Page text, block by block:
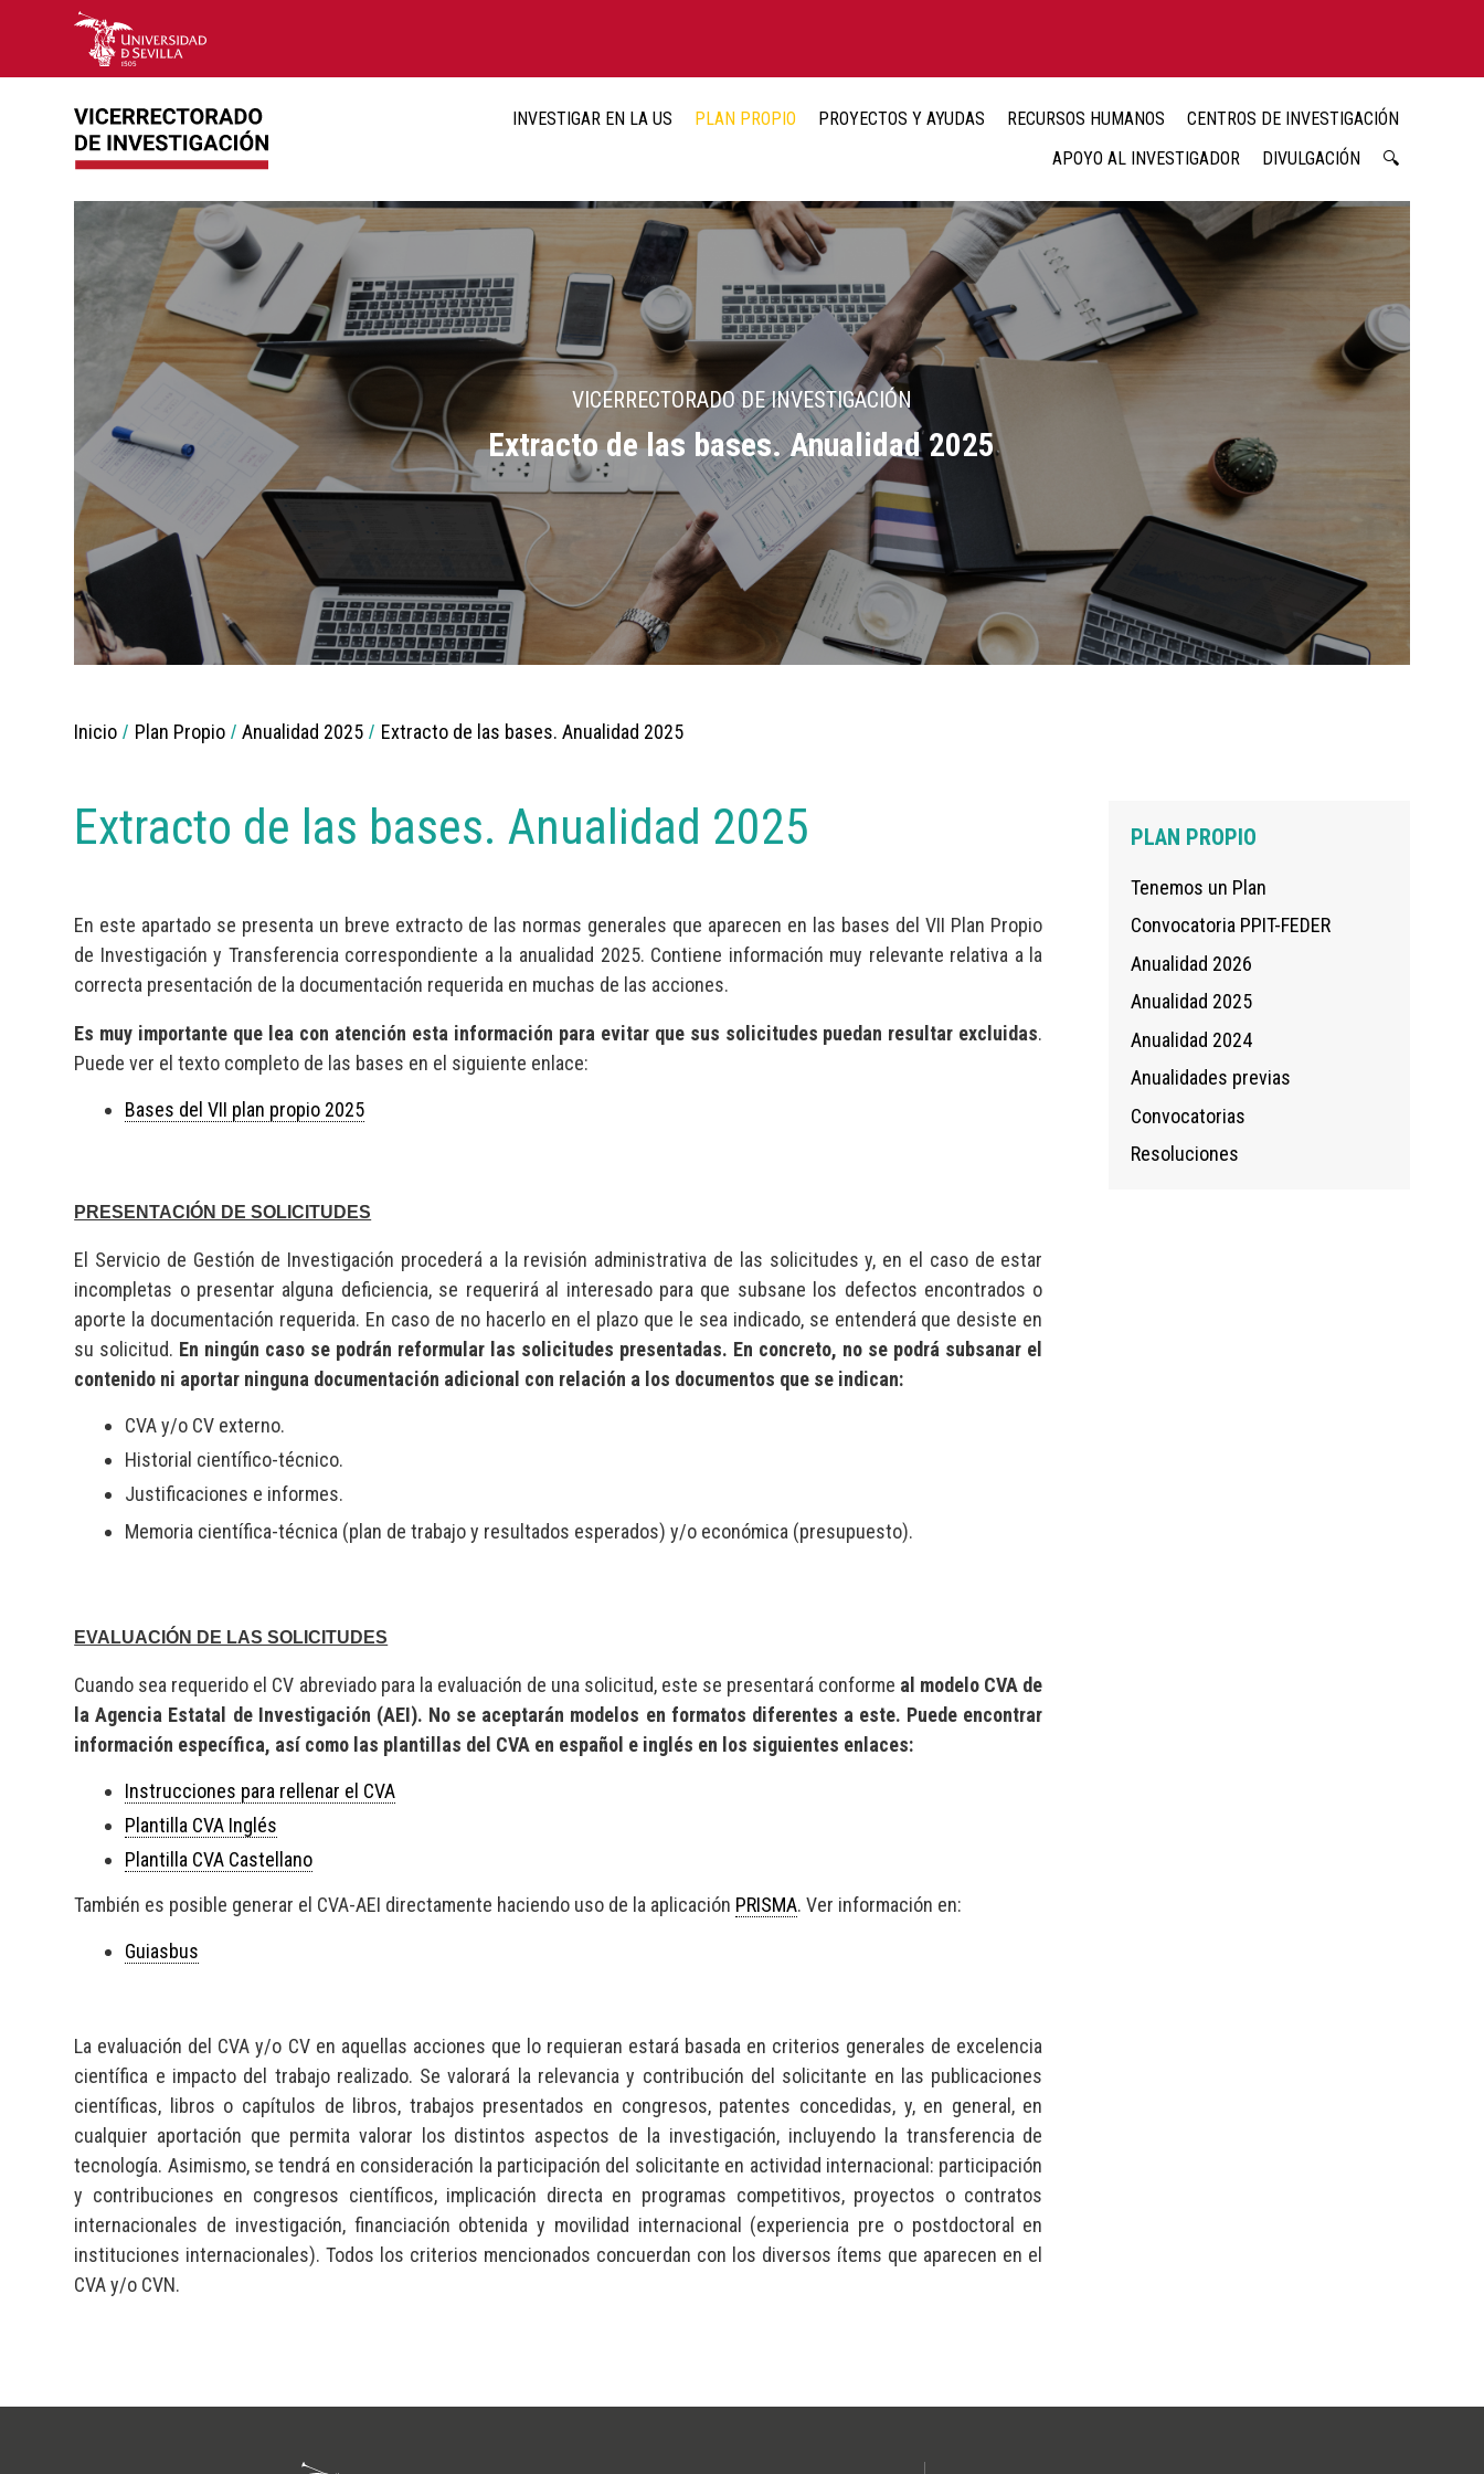
INVESTIGAR EN LA US PLAN PROPIO PROYECTOS Y AYUDAS RECURSOS HUMANOS
CENTROS DE INVESTIGACIÓN
APOYO AL INVESTIGADOR
DIVULGACIÓN 🔍
VICERRECTORADO DE INVESTIGACIÓN
Extracto de las bases. Anualidad 2025
Breadcrumbs
You
Inicio Plan Propio Anualidad 2025 Extracto de las bases. Anualidad 2025
Extracto de las bases. Anualidad 2025
En este apartado se presenta un breve extracto de las normas generales que aparecen en las bases del VII Plan Propio
de Investigación y Transferencia correspondiente a la anualidad 2025. Contiene información muy relevante relativa a la
correcta presentación de la documentación requerida en muchas de las acciones.
Es muy importante que lea con atención esta información para evitar que sus solicitudes puedan resultar excluidas.
Puede ver el texto completo de las bases en el siguiente enlace:
Bases del VII plan propio 2025
PRESENTACIÓN DE SOLICITUDES
El Servicio de Gestión de Investigación procederá a la revisión administrativa de las solicitudes y, en el caso de estar
incompletas o presentar alguna deficiencia, se requerirá al interesado para que subsane los defectos encontrados o
aporte la documentación requerida. En caso de no hacerlo en el plazo que le sea indicado, se entenderá que desiste en
su solicitud. En ningún caso se podrán reformular las solicitudes presentadas. En concreto, no se podrá subsanar el
contenido ni aportar ninguna documentación adicional con relación a los documentos que se indican:
CVA y/o CV externo.
Historial científico-técnico.
Justificaciones e informes.
Memoria científica-técnica (plan de trabajo y resultados esperados) y/o económica (presupuesto).
EVALUACIÓN DE LAS SOLICITUDES
Cuando sea requerido el CV abreviado para la evaluación de una solicitud, este se presentará conforme al modelo CVA de
la Agencia Estatal de Investigación (AEI). No se aceptarán modelos en formatos diferentes a este. Puede encontrar
información específica, así como las plantillas del CVA en español e inglés en los siguientes enlaces:
Instrucciones para rellenar el CVA
Plantilla CVA Inglés
Plantilla CVA Castellano
También es posible generar el CVA-AEI directamente haciendo uso de la aplicación PRISMA. Ver información en:
Guiasbus
La evaluación del CVA y/o CV en aquellas acciones que lo requieran estará basada en criterios generales de excelencia
científica e impacto del trabajo realizado. Se valorará la relevancia y contribución del solicitante en las publicaciones
científicas, libros o capítulos de libros, trabajos presentados en congresos, patentes concedidas, y, en general, en
cualquier aportación que permita valorar los distintos aspectos de la investigación, incluyendo la transferencia de
tecnología. Asimismo, se tendrá en consideración la participación del solicitante en actividad internacional: participación
y contribuciones en congresos científicos, implicación directa en programas competitivos, proyectos o contratos
internacionales de investigación, financiación obtenida y movilidad internacional (experiencia pre o postdoctoral en
instituciones internacionales). Todos los criterios mencionados concuerdan con los diversos ítems que aparecen en el
CVA y/o CVN.
Navegación
PLAN PROPIO
Tenemos un Plan
Convocatoria PPIT-FEDER
Anualidad 2026
Anualidad 2025
Anualidad 2024
Anualidades previas
Convocatorias
Resoluciones